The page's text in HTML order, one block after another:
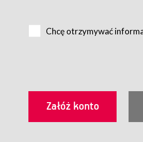
Usługobiorca przed
utrwalenie i wydrukowanie.
§ 3
Chcę otrzymywać